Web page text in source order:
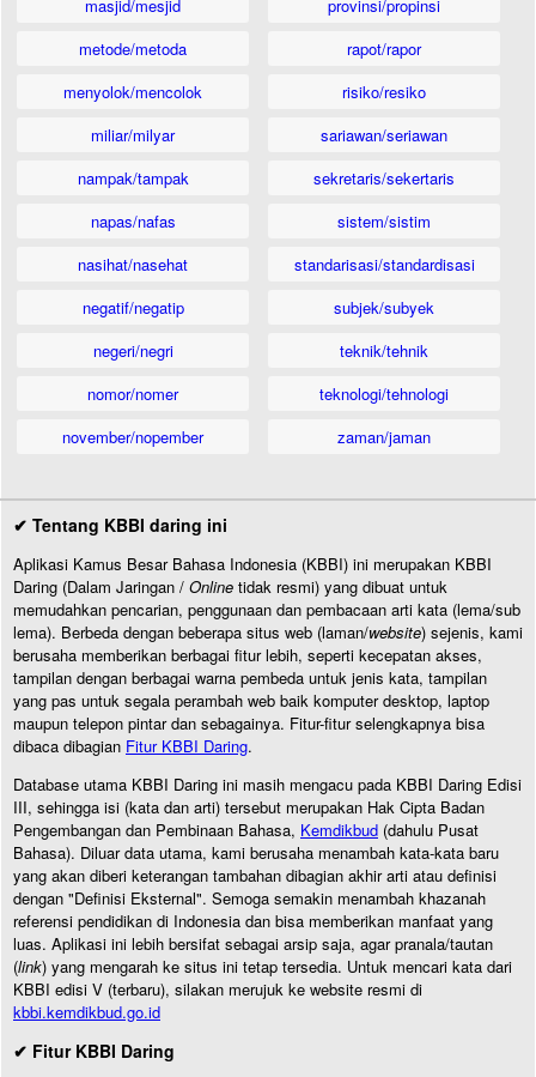
masjid/mesjid
metode/metoda
menyolok/mencolok
miliar/milyar
nampak/tampak
napas/nafas
nasihat/nasehat
negatif/negatip
negeri/negri
nomor/nomer
november/nopember
provinsi/propinsi
rapot/rapor
risiko/resiko
sariawan/seriawan
sekretaris/sekertaris
sistem/sistim
standarisasi/standardisasi
subjek/subyek
teknik/tehnik
teknologi/tehnologi
zaman/jaman
✔ Tentang KBBI daring ini
Aplikasi Kamus Besar Bahasa Indonesia (KBBI) ini merupakan KBBI
Daring (Dalam Jaringan / Online tidak resmi) yang dibuat untuk
memudahkan pencarian, penggunaan dan pembacaan arti kata (lema/sub
lema). Berbeda dengan beberapa situs web (laman/website) sejenis, kami
berusaha memberikan berbagai fitur lebih, seperti kecepatan akses,
tampilan dengan berbagai warna pembeda untuk jenis kata, tampilan
yang pas untuk segala perambah web baik komputer desktop, laptop
maupun telepon pintar dan sebagainya. Fitur-fitur selengkapnya bisa
dibaca dibagian Fitur KBBI Daring.
Database utama KBBI Daring ini masih mengacu pada KBBI Daring Edisi
III, sehingga isi (kata dan arti) tersebut merupakan Hak Cipta Badan
Pengembangan dan Pembinaan Bahasa, Kemdikbud (dahulu Pusat
Bahasa). Diluar data utama, kami berusaha menambah kata-kata baru
yang akan diberi keterangan tambahan dibagian akhir arti atau definisi
dengan "Definisi Eksternal". Semoga semakin menambah khazanah
referensi pendidikan di Indonesia dan bisa memberikan manfaat yang
luas. Aplikasi ini lebih bersifat sebagai arsip saja, agar pranala/tautan
(link) yang mengarah ke situs ini tetap tersedia. Untuk mencari kata dari
KBBI edisi V (terbaru), silakan merujuk ke website resmi di
kbbi.kemdikbud.go.id
✔ Fitur KBBI Daring